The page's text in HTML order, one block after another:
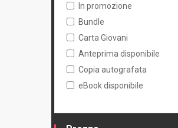
In promozione
Bundle
Carta Giovani
Anteprima disponibile
Copia autografata
eBook disponibile